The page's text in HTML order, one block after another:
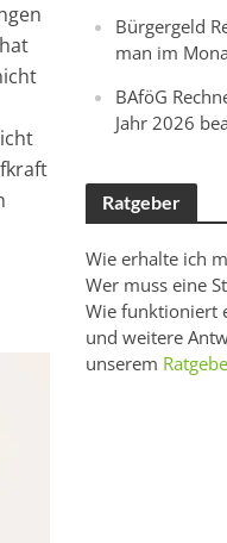
Bürgergeld
man im
BAföG
Jahr 2026
Ratgeber
Wie erhalte ich
Wer muss eine
Wie funktioniert
und weitere
unserem